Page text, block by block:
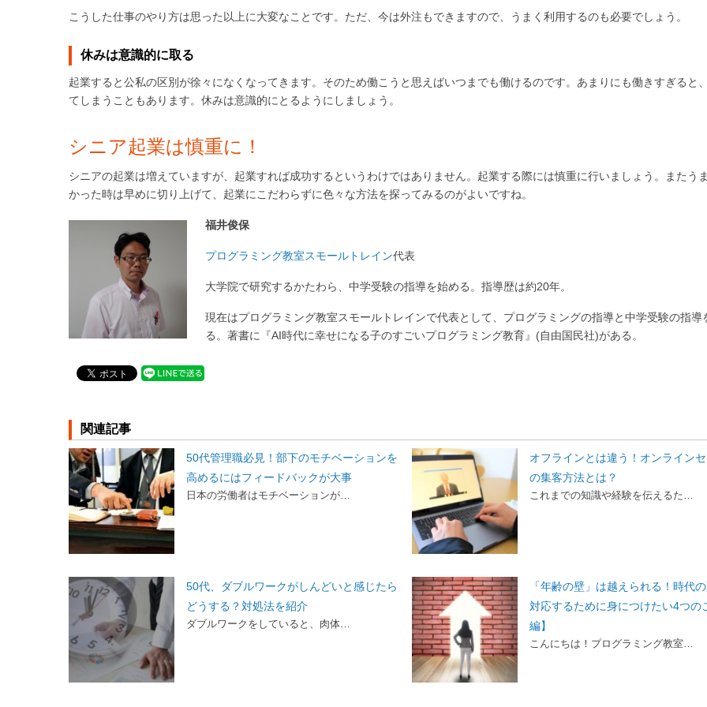
こうした仕事のやり方は思った以上に大変なことです。ただ、今は外注もできますので、うまく利用するのも必要でしょう。
休みは意識的に取る
起業すると公私の区別が徐々になくなってきます。そのため働こうと思えばいつまでも働けるのです。あまりにも働きすぎると
てしまうこともあります。休みは意識的にとるようにしましょう。
シニア起業は慎重に！
シニアの起業は増えていますが、起業すれば成功するというわけではありません。起業する際には慎重に行いましょう。またう
かった時は早めに切り上げて、起業にこだわらずに色々な方法を探ってみるのがよいですね。
福井俊保
プログラミング教室スモールトレイン代表
大学院で研究するかたわら、中学受験の指導を始める。指導歴は約20年。
現在はプログラミング教室スモールトレインで代表として、プログラミングの指導と中学受験の指導
る。著書に『AI時代に幸せになる子のすごいプログラミング教育』(自由国民社)がある。
関連記事
50代管理職必見！部下のモチベーションを
高めるにはフィードバックが大事
日本の労働者はモチベーションが…
オフラインとは違う！オンライン
の集客方法とは？
これまでの知識や経験を伝えるた…
50代、ダブルワークがしんどいと感じたら
どうする？対処法を紹介
ダブルワークをしていると、肉体…
「年齢の壁」は越えられる！時代
対応するために身につけたい4つの
編】
こんにちは！プログラミング教室…